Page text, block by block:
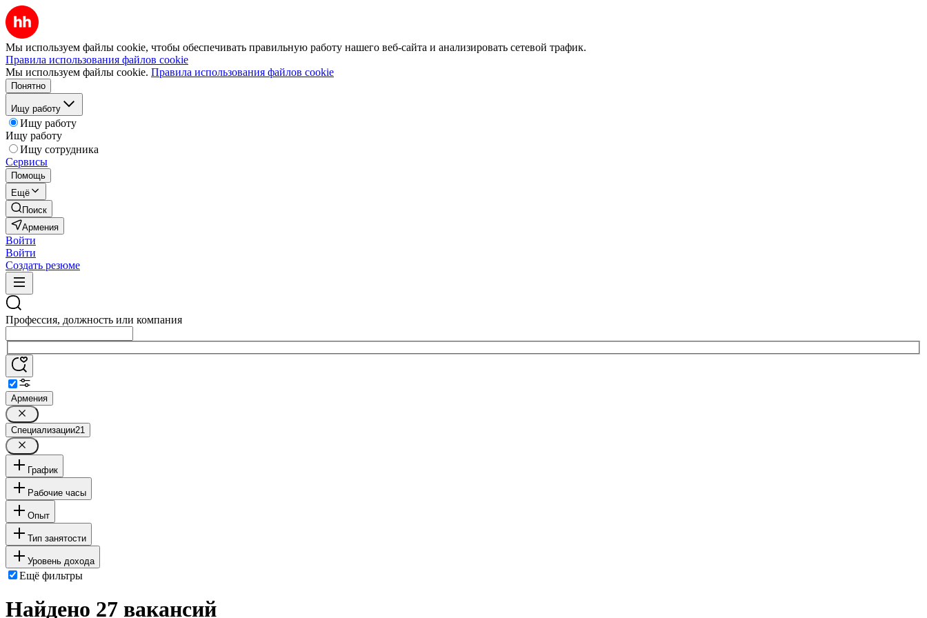
Мы используем файлы cookie, чтобы обеспечивать правильную работу нашего веб-сайта и анализировать сетевой трафик.
Правила использования файлов cookie
Мы используем файлы cookie. Правила использования файлов cookie
Понятно
Ищу работу
Ищу работу
Ищу работу
Ищу сотрудника
Сервисы
Помощь
Ещё
Поиск
Армения
Войти
Войти
Создать резюме
Профессия, должность или компания
Армения
Специализации21
График
Рабочие часы
Опыт
Тип занятости
Уровень дохода
Ещё фильтры
Найдено 27 вакансий